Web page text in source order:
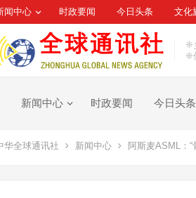
闻中心 时政要闻 今日头条 文化
❈
❈
新闻中心 时政要闻 今日头条
华全球通讯社 新闻中心 阿斯麦ASML：“